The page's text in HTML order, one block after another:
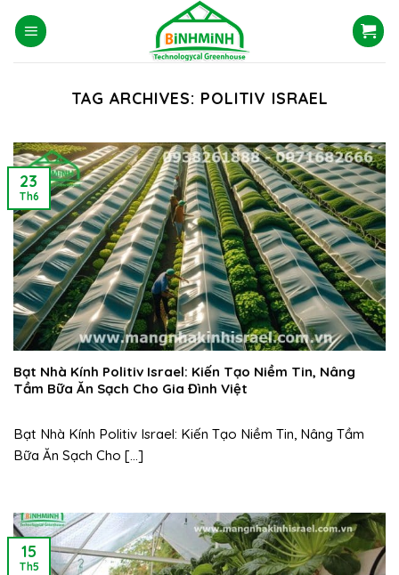
Skip
content
TAG ARCHIVES: POLITIV ISRAEL
Bạt Nhà Kính Politiv Israel: Kiến Tạo Niềm Tin, Nâng
Tầm Bữa Ăn Sạch Cho Gia Đình Việt
Bạt Nhà Kính Politiv Israel: Kiến Tạo Niềm Tin, Nâng Tầm
Bữa Ăn Sạch Cho [...]
23
Th6
15
Th5